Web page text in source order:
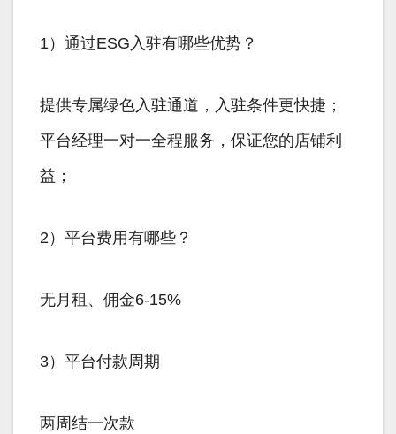
1）通过ESG入驻有哪些优势？
提供专属绿色入驻通道，入驻条件更快捷；
平台经理一对一全程服务，保证您的店铺利
益；
2）平台费用有哪些？
无月租、佣金6-15%
3）平台付款周期
两周结一次款